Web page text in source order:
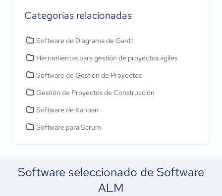
Categorías relacionadas
Software de Diagrama de Gantt
Herramientas para gestión de proyectos ágiles
Software de Gestión de Proyectos
Gestión de Proyectos de Construcción
Software de Kanban
Software para Scrum
Software seleccionado de Software
ALM